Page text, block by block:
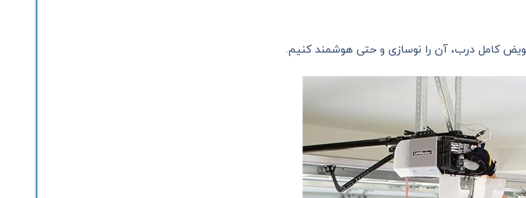
کامل درب، آن را نوسازی و حتی هوشمند کنیم.